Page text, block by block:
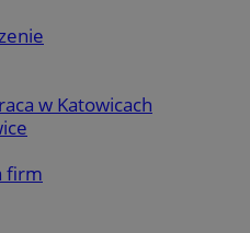
w Katowicach
firm